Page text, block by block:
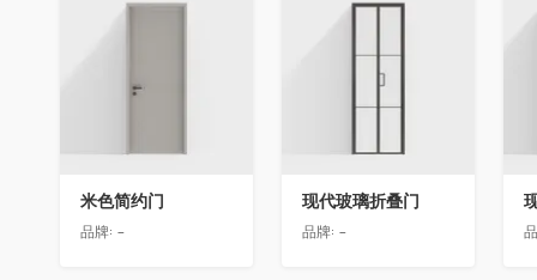
收藏
米色简约门
品牌: -
收藏
现代玻璃折叠门
品牌: -